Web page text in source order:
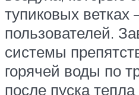
тупиковых
пользователей.
системы
горячей воды по
после пуска